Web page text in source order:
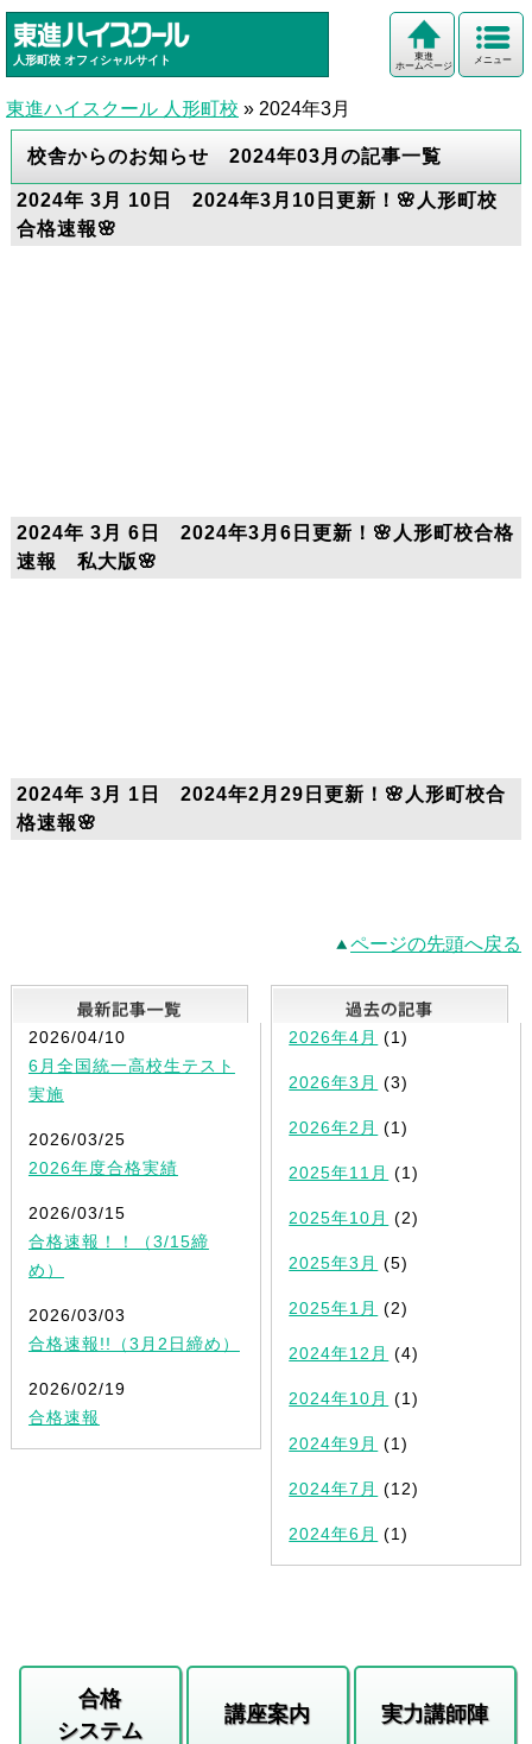
人形町校 オフィシャルサイト メニュー
東進
ホームページ
東進ハイスクール 人形町校 » 2024年3月
校舎からのお知らせ 2024年03月の記事一覧
2024年 3月 10日 2024年3月10日更新！🌸人形町校
合格速報🌸
2024年 3月 6日 2024年3月6日更新！🌸人形町校合格
速報 私大版🌸
2024年 3月 1日 2024年2月29日更新！🌸人形町校合
格速報🌸
ページの先頭へ戻る
最新記事一覧
2026/04/10
6月全国統一高校生テスト
実施
2026/03/25
2026年度合格実績
2026/03/15
合格速報！！（3/15締
め）
2026/03/03
合格速報!!（3月2日締め）
2026/02/19
合格速報
2026年4月 (1)
2026年3月 (3)
2026年2月 (1)
2025年11月 (1)
2025年10月 (2)
2025年3月 (5)
2025年1月 (2)
2024年12月 (4)
2024年10月 (1)
2024年9月 (1)
2024年7月 (12)
2024年6月 (1)
合格
システム
講座案内 実力講師陣